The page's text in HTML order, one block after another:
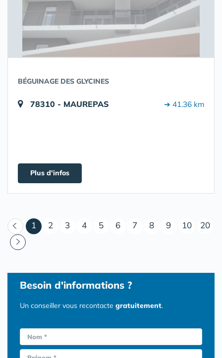
BÉGUINAGE DES GLYCINES
78310 - MAUREPAS ➔ 41.36 km
Plus d'infos
1 (courant)
2 3 4 5 6 7 8 9 10 20
Besoin d'informations ?
Un conseiller vous recontacte gratuitement.
Nom *